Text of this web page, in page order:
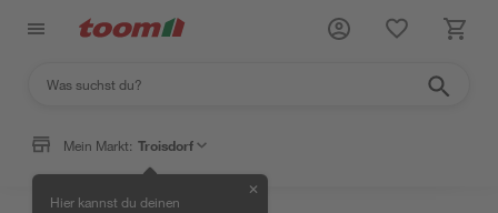
Mein Markt: Troisdorf
Hier kannst du deinen
✕